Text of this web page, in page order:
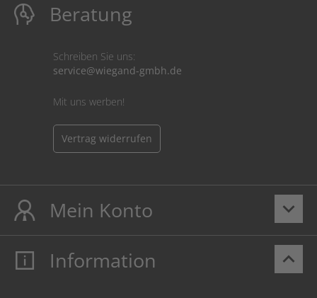
Beratung
Schreiben Sie uns:
service@wiegand-gmbh.de
Mit uns werben!
Vertrag widerrufen
keyboard_arrow_down
Mein Konto
Mein Konto
keyboard_arrow_up
Information